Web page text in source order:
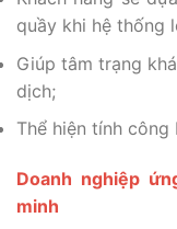
quầy khi hệ thống
Giúp tâm trạng
dịch;
Thể hiện tính
Doanh nghiệp
minh